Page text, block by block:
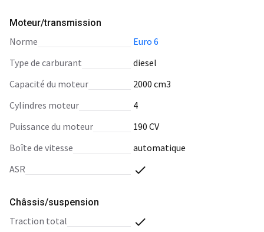
Moteur/transmission
norme
Euro 6
type de carburant
diesel
capacité du moteur
2000 cm3
cylindres moteur
4
puissance du moteur
190 CV
boîte de vitesse
automatique
ASR
Châssis/suspension
traction total